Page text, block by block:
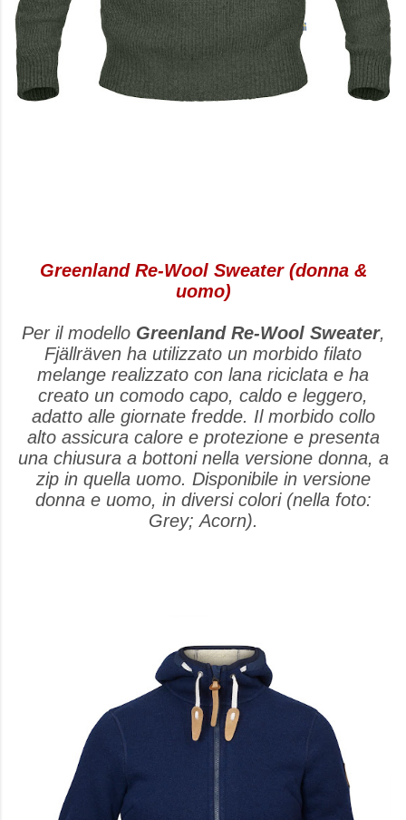
Greenland Re-Wool Sweater (donna &
uomo)
Per il modello Greenland Re-Wool Sweater,
Fjällräven ha utilizzato un morbido filato
melange realizzato con lana riciclata e ha
creato un comodo capo, caldo e leggero,
adatto alle giornate fredde. Il morbido collo
alto assicura calore e protezione e presenta
una chiusura a bottoni nella versione donna, a
zip in quella uomo. Disponibile in versione
donna e uomo, in diversi colori (nella foto:
Grey; Acorn).